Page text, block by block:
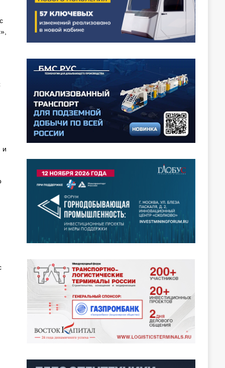
и